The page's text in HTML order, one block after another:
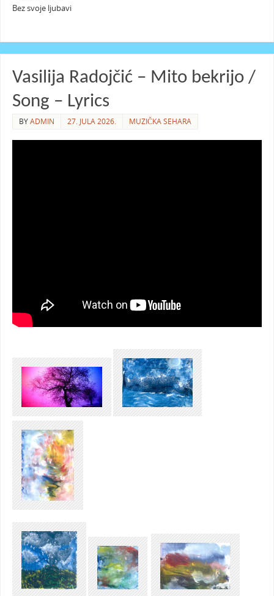
Bez svoje ljubavi
Vasilija Radojčić – Mito bekrijo /
Song – Lyrics
BYADMIN 27. JULA 2026. MUZIČKA SEHARA